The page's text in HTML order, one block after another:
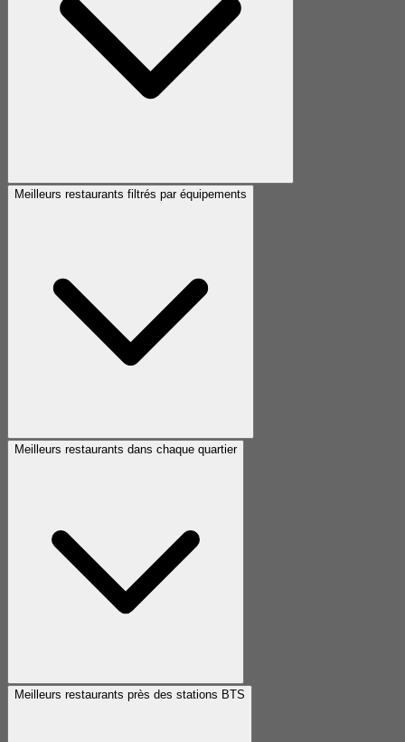
Meilleurs restaurants filtrés par équipements
Meilleurs restaurants dans chaque quartier
Meilleurs restaurants près des stations BTS